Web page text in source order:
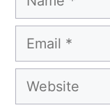
Email
Website